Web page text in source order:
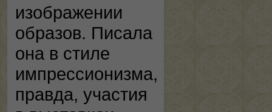
изображении
образов. Писала
она в стиле
импрессионизма,
правда, участия